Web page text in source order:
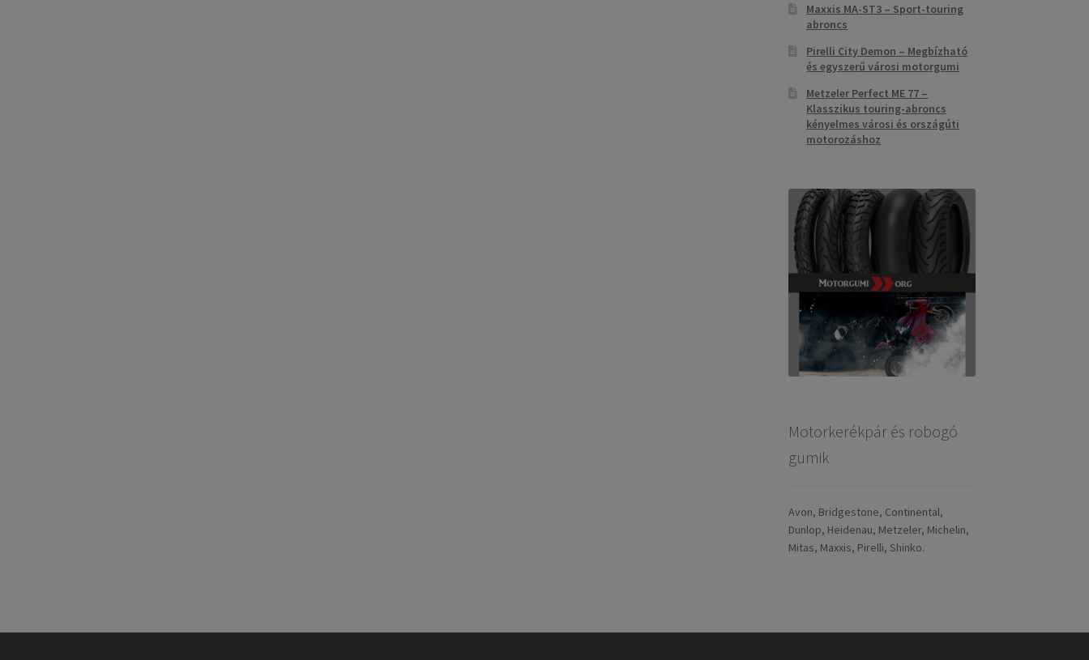
Maxxis MA-ST3 – Sport-touring
abroncs
Pirelli City Demon – Megbízható
és egyszerű városi motorgumi
Metzeler Perfect ME 77 –
Klasszikus touring-abroncs
kényelmes városi és országúti
motorozáshoz
Motorkerékpár és robogó
gumik
Avon, Bridgestone, Continental,
Dunlop, Heidenau, Metzeler, Michelin,
Mitas, Maxxis, Pirelli, Shinko.